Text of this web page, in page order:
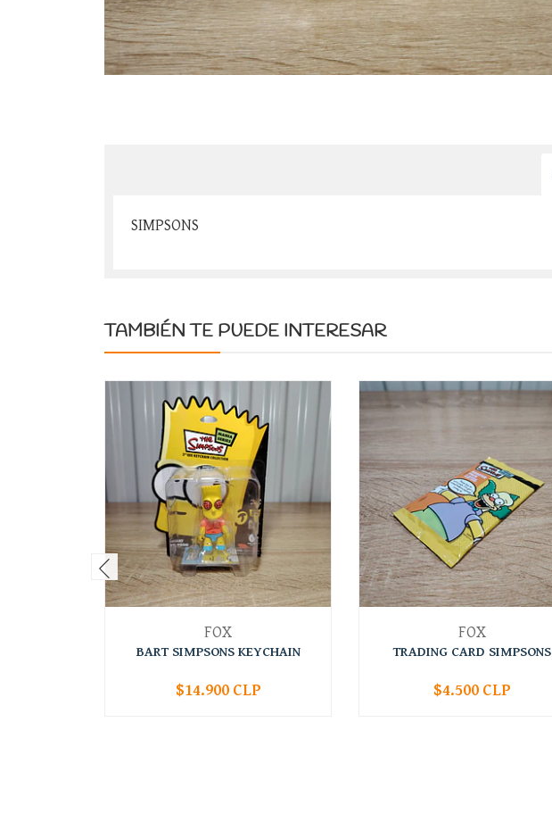
SIMPSONS
TAMBIÉN TE PUEDE INTERESAR
FOX
BART SIMPSONS KEYCHAIN
+
$14.900 CLP
FOX
TRADING CARD SIMPSONS
+
$4.500 CLP